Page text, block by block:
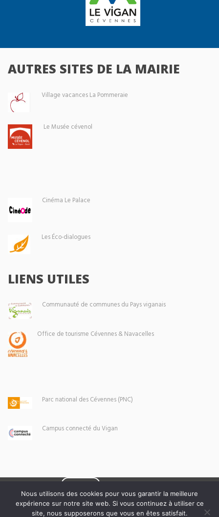
AUTRES SITES DE LA MAIRIE
Village vacances La Pommeraie
Le Musée cévenol
Cinéma Le Palace
Les Éco-dialogues
LIENS UTILES
Communauté de communes du Pays viganais
Office de tourisme Cévennes & Navacelles
Parc national des Cévennes (PNC)
Campus connecté du Vigan
Mentions légales
Nous utilisons des cookies pour vous garantir la meilleure
expérience sur notre site web. Si vous continuez à utiliser ce
site, nous supposerons que vous en êtes satisfait.